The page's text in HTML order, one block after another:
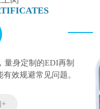
量身定制的EDI再制
效规避常见问题。